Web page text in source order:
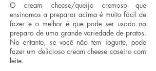
O cream cheese/queijo cremoso que
ensinamos a preparar acima é muito fácil de
fazer e o melhor é que pode ser usado no
preparo de uma grande variedade de pratos.
No entanto, se você não tem iogurte, pode
fazer um delicioso cream cheese caseiro com
leite.